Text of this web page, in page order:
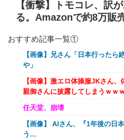
【衝撃】トモコレ、訳
る。Amazonで約8万販
おすすめ記事一覧①
【画像】兄さん「日本行ったら
や」
【画像】激エロ体操服JKさん
親御さんに披露してしまうｗｗ
任天堂、崩壊
【画像】 AIさん、『1年後の日
う…